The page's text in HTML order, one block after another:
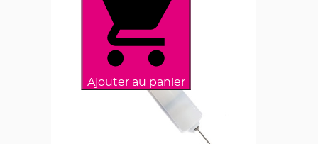
Ajouter au panier